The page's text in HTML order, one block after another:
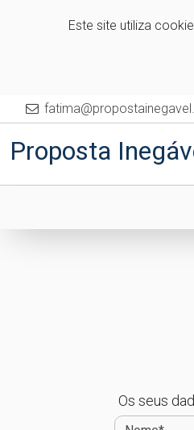
Este site utiliza
Proposta
Os seus